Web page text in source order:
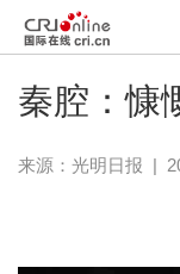
秦腔：慷
来源： 光明日报 |